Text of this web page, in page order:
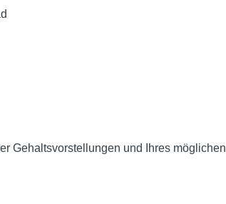
Gehaltsvorstellungen und Ihres möglichen